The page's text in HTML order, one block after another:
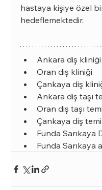
hastaya kişiye özel
hedeflemektedir.
Ankara diş kliniği
Oran diş kliniği
Çankaya diş
Ankara diş taşı
Oran diş taşı
Çankaya diş
Funda Sarıkaya
Funda Sarıkaya